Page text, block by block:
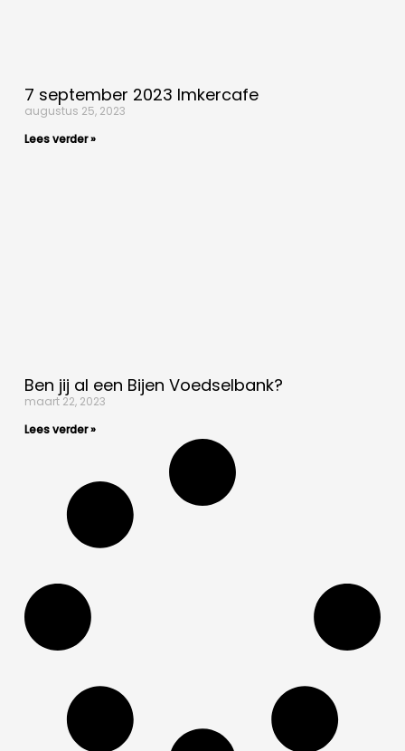
7 september 2023 Imkercafe
augustus 25, 2023
Lees verder »
Ben jij al een Bijen Voedselbank?
maart 22, 2023
Lees verder »